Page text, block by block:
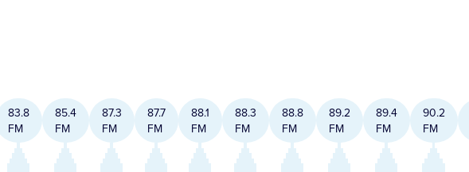
83.8
FM
85.4
FM
87.3
FM
87.7
FM
88.1
FM
88.3
FM
88.8
FM
89.2
FM
89.4
FM
90.2
FM